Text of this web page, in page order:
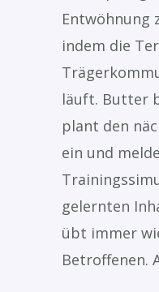
Entwöhnung
indem die
läuft. Butter
plant den
ein und
gelernten
übt immer
Betroffenen.